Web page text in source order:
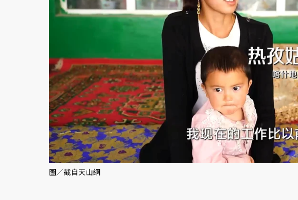
圖／截自天山網